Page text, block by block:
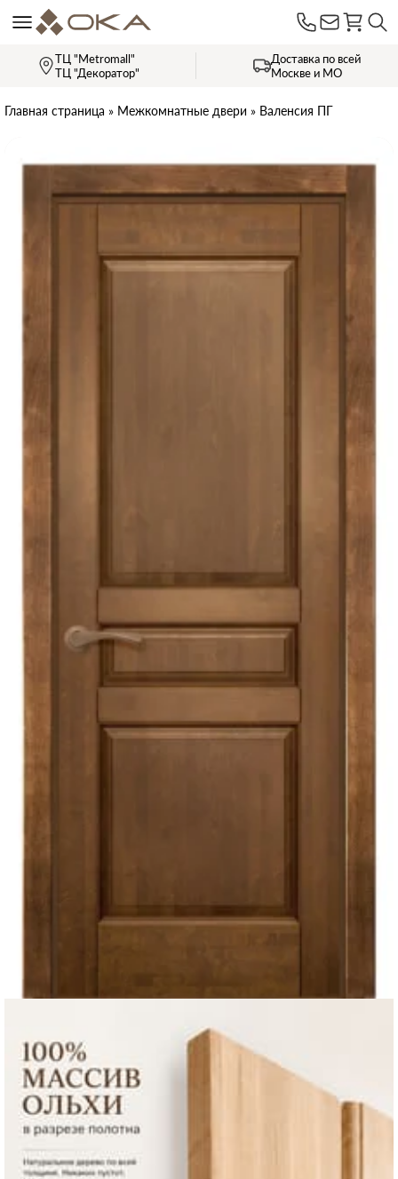
ТЦ "Metromall"
ТЦ "Декоратор"
Доставка по всей
Москве и МО
Главная страница » Межкомнатные двери » Валенсия ПГ